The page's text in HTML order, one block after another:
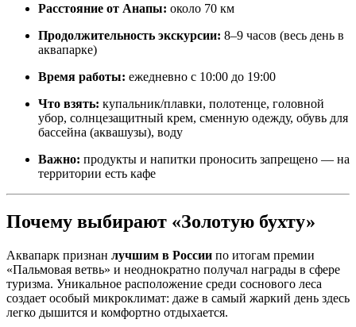
Расстояние от Анапы: около 70 км
Продолжительность экскурсии: 8–9 часов (весь день в
аквапарке)
Время работы: ежедневно с 10:00 до 19:00
Что взять: купальник/плавки, полотенце, головной
убор, солнцезащитный крем, сменную одежду, обувь для
бассейна (аквашузы), воду
Важно: продукты и напитки проносить запрещено — на
территории есть кафе
Почему выбирают «Золотую бухту»
Аквапарк признан лучшим в России по итогам премии
«Пальмовая ветвь» и неоднократно получал награды в сфере
туризма. Уникальное расположение среди соснового леса
создает особый микроклимат: даже в самый жаркий день здесь
легко дышится и комфортно отдыхается.